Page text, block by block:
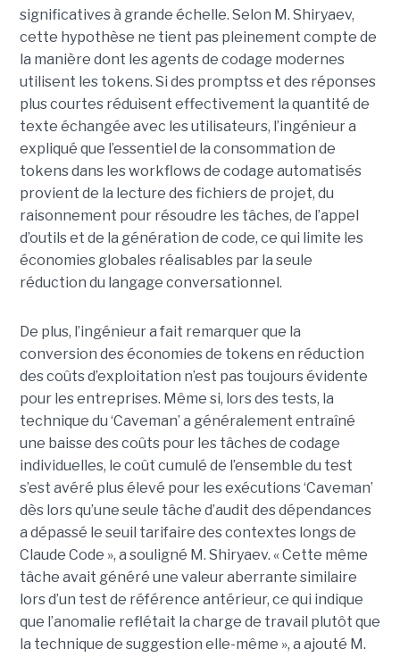
significatives à grande échelle. Selon M. Shiryaev,
cette hypothèse ne tient pas pleinement compte de
la manière dont les agents de codage modernes
utilisent les tokens. Si des promptss et des réponses
plus courtes réduisent effectivement la quantité de
texte échangée avec les utilisateurs, l’ingénieur a
expliqué que l’essentiel de la consommation de
tokens dans les workflows de codage automatisés
provient de la lecture des fichiers de projet, du
raisonnement pour résoudre les tâches, de l’appel
d’outils et de la génération de code, ce qui limite les
économies globales réalisables par la seule
réduction du langage conversationnel.
De plus, l’ingénieur a fait remarquer que la
conversion des économies de tokens en réduction
des coûts d’exploitation n’est pas toujours évidente
pour les entreprises. Même si, lors des tests, la
technique du ‘Caveman’ a généralement entraîné
une baisse des coûts pour les tâches de codage
individuelles, le coût cumulé de l’ensemble du test
s’est avéré plus élevé pour les exécutions ‘Caveman’
dès lors qu’une seule tâche d’audit des dépendances
a dépassé le seuil tarifaire des contextes longs de
Claude Code », a souligné M. Shiryaev. « Cette même
tâche avait généré une valeur aberrante similaire
lors d’un test de référence antérieur, ce qui indique
que l’anomalie reflétait la charge de travail plutôt que
la technique de suggestion elle-même », a ajouté M.